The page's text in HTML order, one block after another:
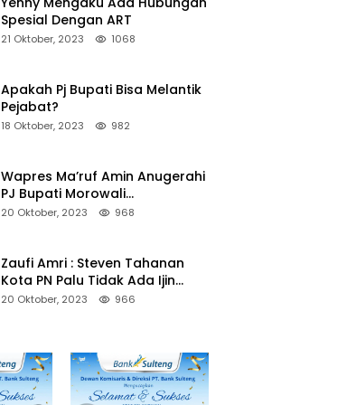
Spesial Dengan ART
21 Oktober, 2023 1068
Apakah Pj Bupati Bisa Melantik
Pejabat?
18 Oktober, 2023 982
Wapres Ma’ruf Amin Anugerahi
PJ Bupati Morowali
Penghargaan Paritrana Award
20 Oktober, 2023 968
Zaufi Amri : Steven Tahanan
Kota PN Palu Tidak Ada Ijin
Keluar Kota
20 Oktober, 2023 966